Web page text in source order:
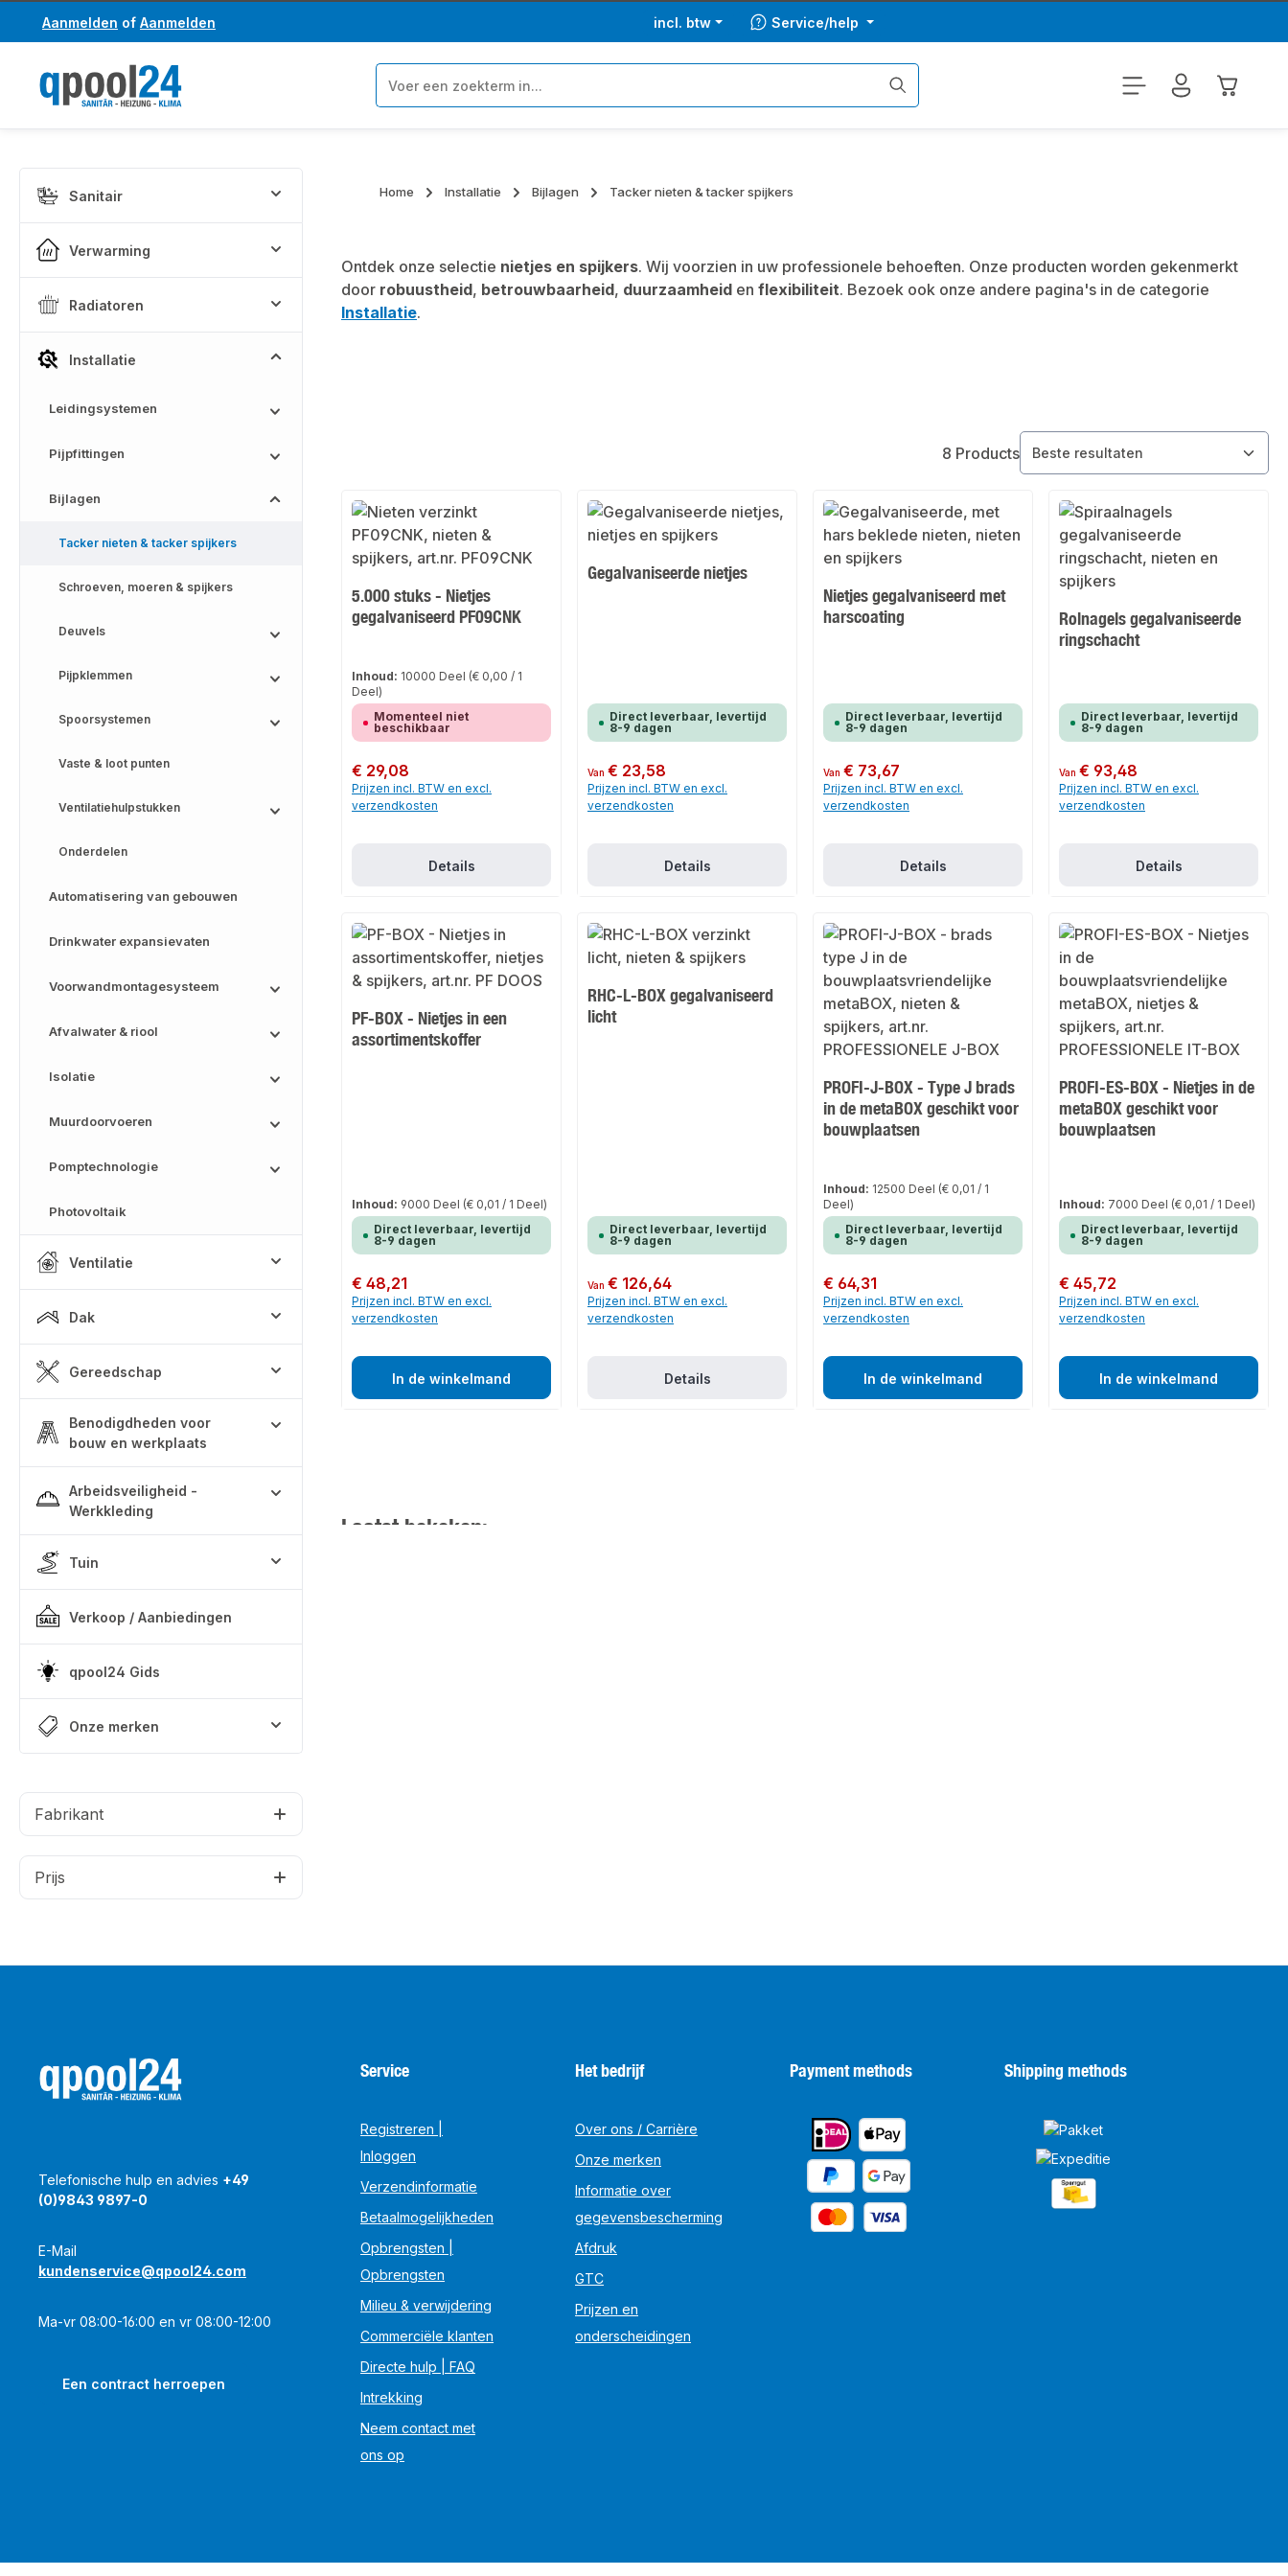
naar de hoofdinhoud
Ga naar de zoekopdracht
Aanmelden of Aanmelden incl. btw Service/help
Sanitair
Verwarming
Radiatoren
Installatie
Leidingsystemen
Pijpfittingen
Bijlagen
Tacker nieten & tacker spijkers
Schroeven, moeren & spijkers
Deuvels
Pijpklemmen
Spoorsystemen
Vaste & loot punten
Ventilatiehulpstukken
Onderdelen
Automatisering van gebouwen
Drinkwater expansievaten
Voorwandmontagesysteem
Afvalwater & riool
Isolatie
Muurdoorvoeren
Pomptechnologie
Photovoltaik
Ventilatie
Dak
Gereedschap
Benodigdheden voor
bouw en werkplaats
Arbeidsveiligheid -
Werkkleding
Tuin
Verkoop / Aanbiedingen
qpool24 Gids
Onze merken
Fabrikant
Prijs
Home Installatie Bijlagen Tacker nieten & tacker spijkers
Ontdek onze selectie nietjes en spijkers. Wij voorzien in uw professionele behoeften. Onze producten worden gekenmerkt
door robuustheid, betrouwbaarheid, duurzaamheid en flexibiliteit. Bezoek ook onze andere pagina's in de categorie
Installatie.
8 Products
5.000 stuks - Nietjes
gegalvaniseerd PF09CNK
Inhoud: 10000 Deel (€ 0,00 / 1
Deel)
Momenteel niet
beschikbaar
Normale prijs:
€ 29,08
Prijzen incl. BTW en excl.
verzendkosten
Details
Gegalvaniseerde nietjes
Direct leverbaar, levertijd
8-9 dagen
Normale prijs:
Van€ 23,58
Prijzen incl. BTW en excl.
verzendkosten
Details
Nietjes gegalvaniseerd met
harscoating
Direct leverbaar, levertijd
8-9 dagen
Normale prijs:
Van€ 73,67
Prijzen incl. BTW en excl.
verzendkosten
Details
Rolnagels gegalvaniseerde
ringschacht
Direct leverbaar, levertijd
8-9 dagen
Normale prijs:
Van€ 93,48
Prijzen incl. BTW en excl.
verzendkosten
Details
PF-BOX - Nietjes in een
assortimentskoffer
Inhoud: 9000 Deel (€ 0,01 / 1 Deel)
Direct leverbaar, levertijd
8-9 dagen
Normale prijs:
€ 48,21
Prijzen incl. BTW en excl.
verzendkosten
In de winkelmand
RHC-L-BOX gegalvaniseerd
licht
Direct leverbaar, levertijd
8-9 dagen
Normale prijs:
Van€ 126,64
Prijzen incl. BTW en excl.
verzendkosten
Details
PROFI-J-BOX - Type J brads
in de metaBOX geschikt voor
bouwplaatsen
Inhoud: 12500 Deel (€ 0,01 / 1
Deel)
Direct leverbaar, levertijd
8-9 dagen
Normale prijs:
€ 64,31
Prijzen incl. BTW en excl.
verzendkosten
In de winkelmand
PROFI-ES-BOX - Nietjes in de
metaBOX geschikt voor
bouwplaatsen
Inhoud: 7000 Deel (€ 0,01 / 1 Deel)
Direct leverbaar, levertijd
8-9 dagen
Normale prijs:
€ 45,72
Prijzen incl. BTW en excl.
verzendkosten
In de winkelmand
Laatst bekeken:
Telefonische hulp en advies +49
(0)9843 9897-0
E-Mail
kundenservice@qpool24.com
Ma-vr 08:00-16:00 en vr 08:00-12:00
Een contract herroepen
Service
Registreren |
Inloggen
Verzendinformatie
Betaalmogelijkheden
Opbrengsten |
Opbrengsten
Milieu & verwijdering
Commerciële klanten
Directe hulp | FAQ
Intrekking
Neem contact met
ons op
Het bedrijf
Over ons / Carrière
Onze merken
Informatie over
gegevensbescherming
Afdruk
GTC
Prijzen en
onderscheidingen
Payment methods Shipping methods